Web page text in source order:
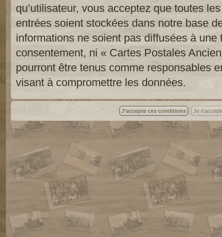
qu’utilisateur, vous acceptez que toutes
entrées soient stockées dans notre base
informations ne soient pas diffusées à une
consentement, ni « Cartes Postales
pourront être tenus comme responsables
visant à compromettre les données.